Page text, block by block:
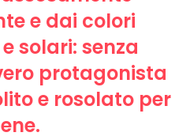
e dai colori
solari: senza
protagonista
e rosolato per